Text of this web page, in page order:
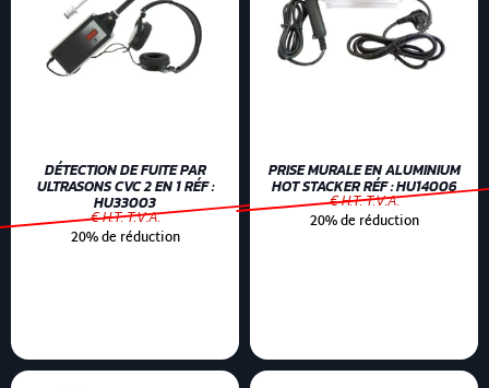
DÉTECTION DE FUITE PAR
ULTRASONS CVC 2 EN 1 RÉF :
HU33003
€ H.T. T.V.A.
20% de réduction
PRISE MURALE EN ALUMINIUM
HOT STACKER RÉF : HU14006
€ H.T. T.V.A.
20% de réduction